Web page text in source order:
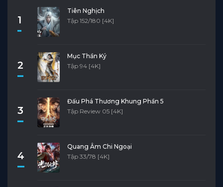
1
Tiên Nghịch
Tập 152/180 [4K]
2
Mục Thần Ký
Tập 94 [4K]
3
Đấu Phá Thương Khung Phần 5
Tập Review 05 [4K]
4
Quang Âm Chi Ngoại
Tập 33/78 [4K]